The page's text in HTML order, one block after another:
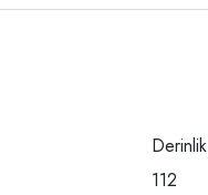
Derinlik
112